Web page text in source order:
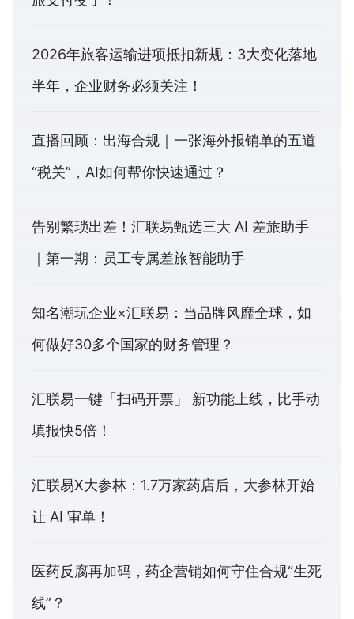
2026年旅客运输进项抵扣新规：3大变化落地
半年，企业财务必须关注！
直播回顾：出海合规｜一张海外报销单的五道
“税关”，AI如何帮你快速通过？
告别繁琐出差！汇联易甄选三大 AI 差旅助手
｜第一期：员工专属差旅智能助手
知名潮玩企业×汇联易：当品牌风靡全球，如
何做好30多个国家的财务管理？
汇联易一键「扫码开票」 新功能上线，比手动
填报快5倍！
汇联易X大参林：1.7万家药店后，大参林开始
让 AI 审单！
医药反腐再加码，药企营销如何守住合规“生死
线”？